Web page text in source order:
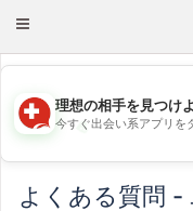
Toggle
💖
理想の相手を見つけ
今すぐ出会い系アプリを
よくある質問